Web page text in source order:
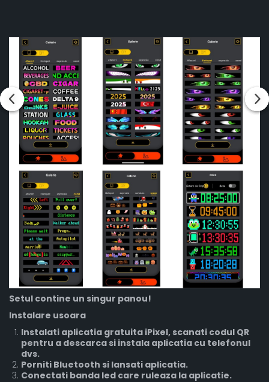
Setul contine un singur panou!
Instalare usoara
Instalati aplicatia gratuita iPixel, scanati codul QR
pentru a descarca si instala aplicatia cu telefonul
dvs.
Porniti Bluetooth si lansati aplicatia.
Conectati banda led care ruleaza la aplicatie.